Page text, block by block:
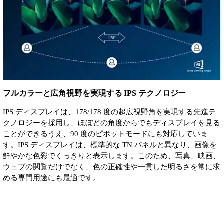
フルカラーと広角視野を実現する IPS テクノロジー
IPS ディスプレイは、178/178 度の超広視野角を実現する先進テ
クノロジーを採用し、ほぼどの角度からでもディスプレイを見る
ことができるうえ、90 度のピボットモードにも対応していま
す。IPS ディスプレイは、標準的な TN パネルと異なり、画像を
鮮やかな色彩でくっきりと表示します。このため、写真、映画、
ウェブの閲覧だけでなく、色の正確性や一貫した明るさを常に求
める専門用途にも最適です。